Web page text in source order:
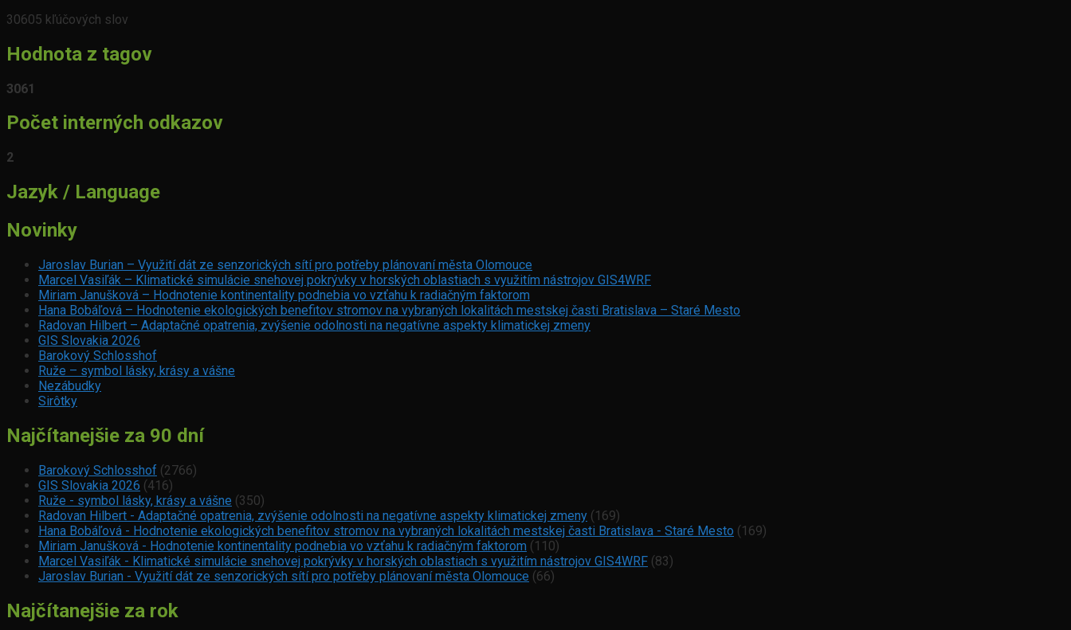
30605 kľúčových slov
Hodnota z tagov
3061
Počet interných odkazov
2
Jazyk / Language
Novinky
Jaroslav Burian – Využití dát ze senzorických sítí pro potřeby plánovaní města Olomouce
Marcel Vasiľák – Klimatické simulácie snehovej pokrývky v horských oblastiach s využitím nástrojov GIS4WRF
Miriam Janušková – Hodnotenie kontinentality podnebia vo vzťahu k radiačným faktorom
Hana Bobáľová – Hodnotenie ekologických benefitov stromov na vybraných lokalitách mestskej časti Bratislava – Staré Mesto
Radovan Hilbert – Adaptačné opatrenia, zvýšenie odolnosti na negatívne aspekty klimatickej zmeny
GIS Slovakia 2026
Barokový Schlosshof
Ruže – symbol lásky, krásy a vášne
Nezábudky
Sirôtky
Najčítanejšie za 90 dní
Barokový Schlosshof (2766)
GIS Slovakia 2026 (416)
Ruže - symbol lásky, krásy a vášne (350)
Radovan Hilbert - Adaptačné opatrenia, zvýšenie odolnosti na negatívne aspekty klimatickej zmeny (169)
Hana Bobáľová - Hodnotenie ekologických benefitov stromov na vybraných lokalitách mestskej časti Bratislava - Staré Mesto (169)
Miriam Janušková - Hodnotenie kontinentality podnebia vo vzťahu k radiačným faktorom (110)
Marcel Vasiľák - Klimatické simulácie snehovej pokrývky v horských oblastiach s využitím nástrojov GIS4WRF (83)
Jaroslav Burian - Využití dát ze senzorických sítí pro potřeby plánovaní města Olomouce (66)
Najčítanejšie za rok